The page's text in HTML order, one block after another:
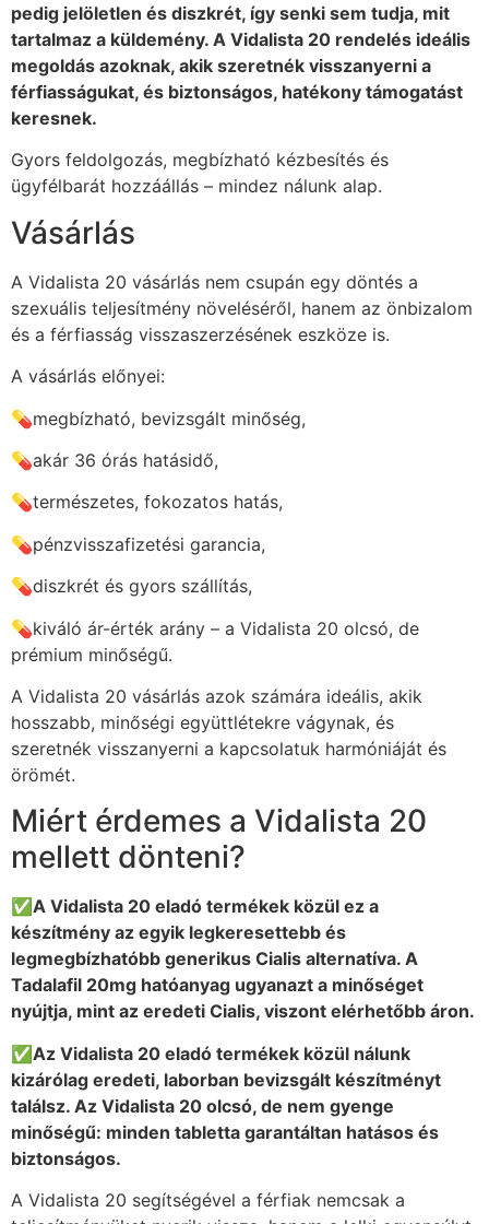
pedig jelöletlen és diszkrét, így senki sem tudja, mit
tartalmaz a küldemény. A Vidalista 20 rendelés ideális
megoldás azoknak, akik szeretnék visszanyerni a
férfiasságukat, és biztonságos, hatékony támogatást
keresnek.
Gyors feldolgozás, megbízható kézbesítés és
ügyfélbarát hozzáállás – mindez nálunk alap.
Vásárlás
A Vidalista 20 vásárlás nem csupán egy döntés a
szexuális teljesítmény növeléséről, hanem az önbizalom
és a férfiasság visszaszerzésének eszköze is.
A vásárlás előnyei:
💊megbízható, bevizsgált minőség,
💊akár 36 órás hatásidő,
💊természetes, fokozatos hatás,
💊pénzvisszafizetési garancia,
💊diszkrét és gyors szállítás,
💊kiváló ár-érték arány – a Vidalista 20 olcsó, de
prémium minőségű.
A Vidalista 20 vásárlás azok számára ideális, akik
hosszabb, minőségi együttlétekre vágynak, és
szeretnék visszanyerni a kapcsolatuk harmóniáját és
örömét.
Miért érdemes a Vidalista 20
mellett dönteni?
✅A Vidalista 20 eladó termékek közül ez a
készítmény az egyik legkeresettebb és
legmegbízhatóbb generikus Cialis alternatíva. A
Tadalafil 20mg hatóanyag ugyanazt a minőséget
nyújtja, mint az eredeti Cialis, viszont elérhetőbb áron.
✅Az Vidalista 20 eladó termékek közül nálunk
kizárólag eredeti, laborban bevizsgált készítményt
találsz. Az Vidalista 20 olcsó, de nem gyenge
minőségű: minden tabletta garantáltan hatásos és
biztonságos.
A Vidalista 20 segítségével a férfiak nemcsak a